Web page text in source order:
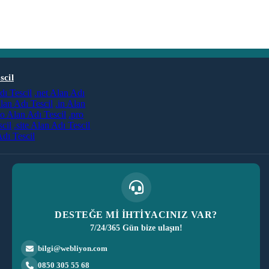
Tescil .net Alan Adı
Adı Tescil .in Alan
Alan Adı Tescil .pro
.site Alan Adı Tescil
Tescil
DESTEĞE Mİ İHTİYACINIZ VAR?
7/24/365 Gün bize ulaşın!
bilgi@webliyon.com
0850 305 55 68